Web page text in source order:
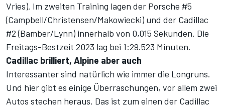
Vries). Im zweiten Training lagen der Porsche #5
(Campbell/Christensen/Makowiecki) und der Cadillac
#2 (Bamber/Lynn) innerhalb von 0,015 Sekunden. Die
Freitags-Bestzeit 2023 lag bei 1:29.523 Minuten.
Cadillac brilliert, Alpine aber auch
Interessanter sind natürlich wie immer die Longruns.
Und hier gibt es einige Überraschungen, vor allem zwei
Autos stechen heraus. Das ist zum einen der Cadillac